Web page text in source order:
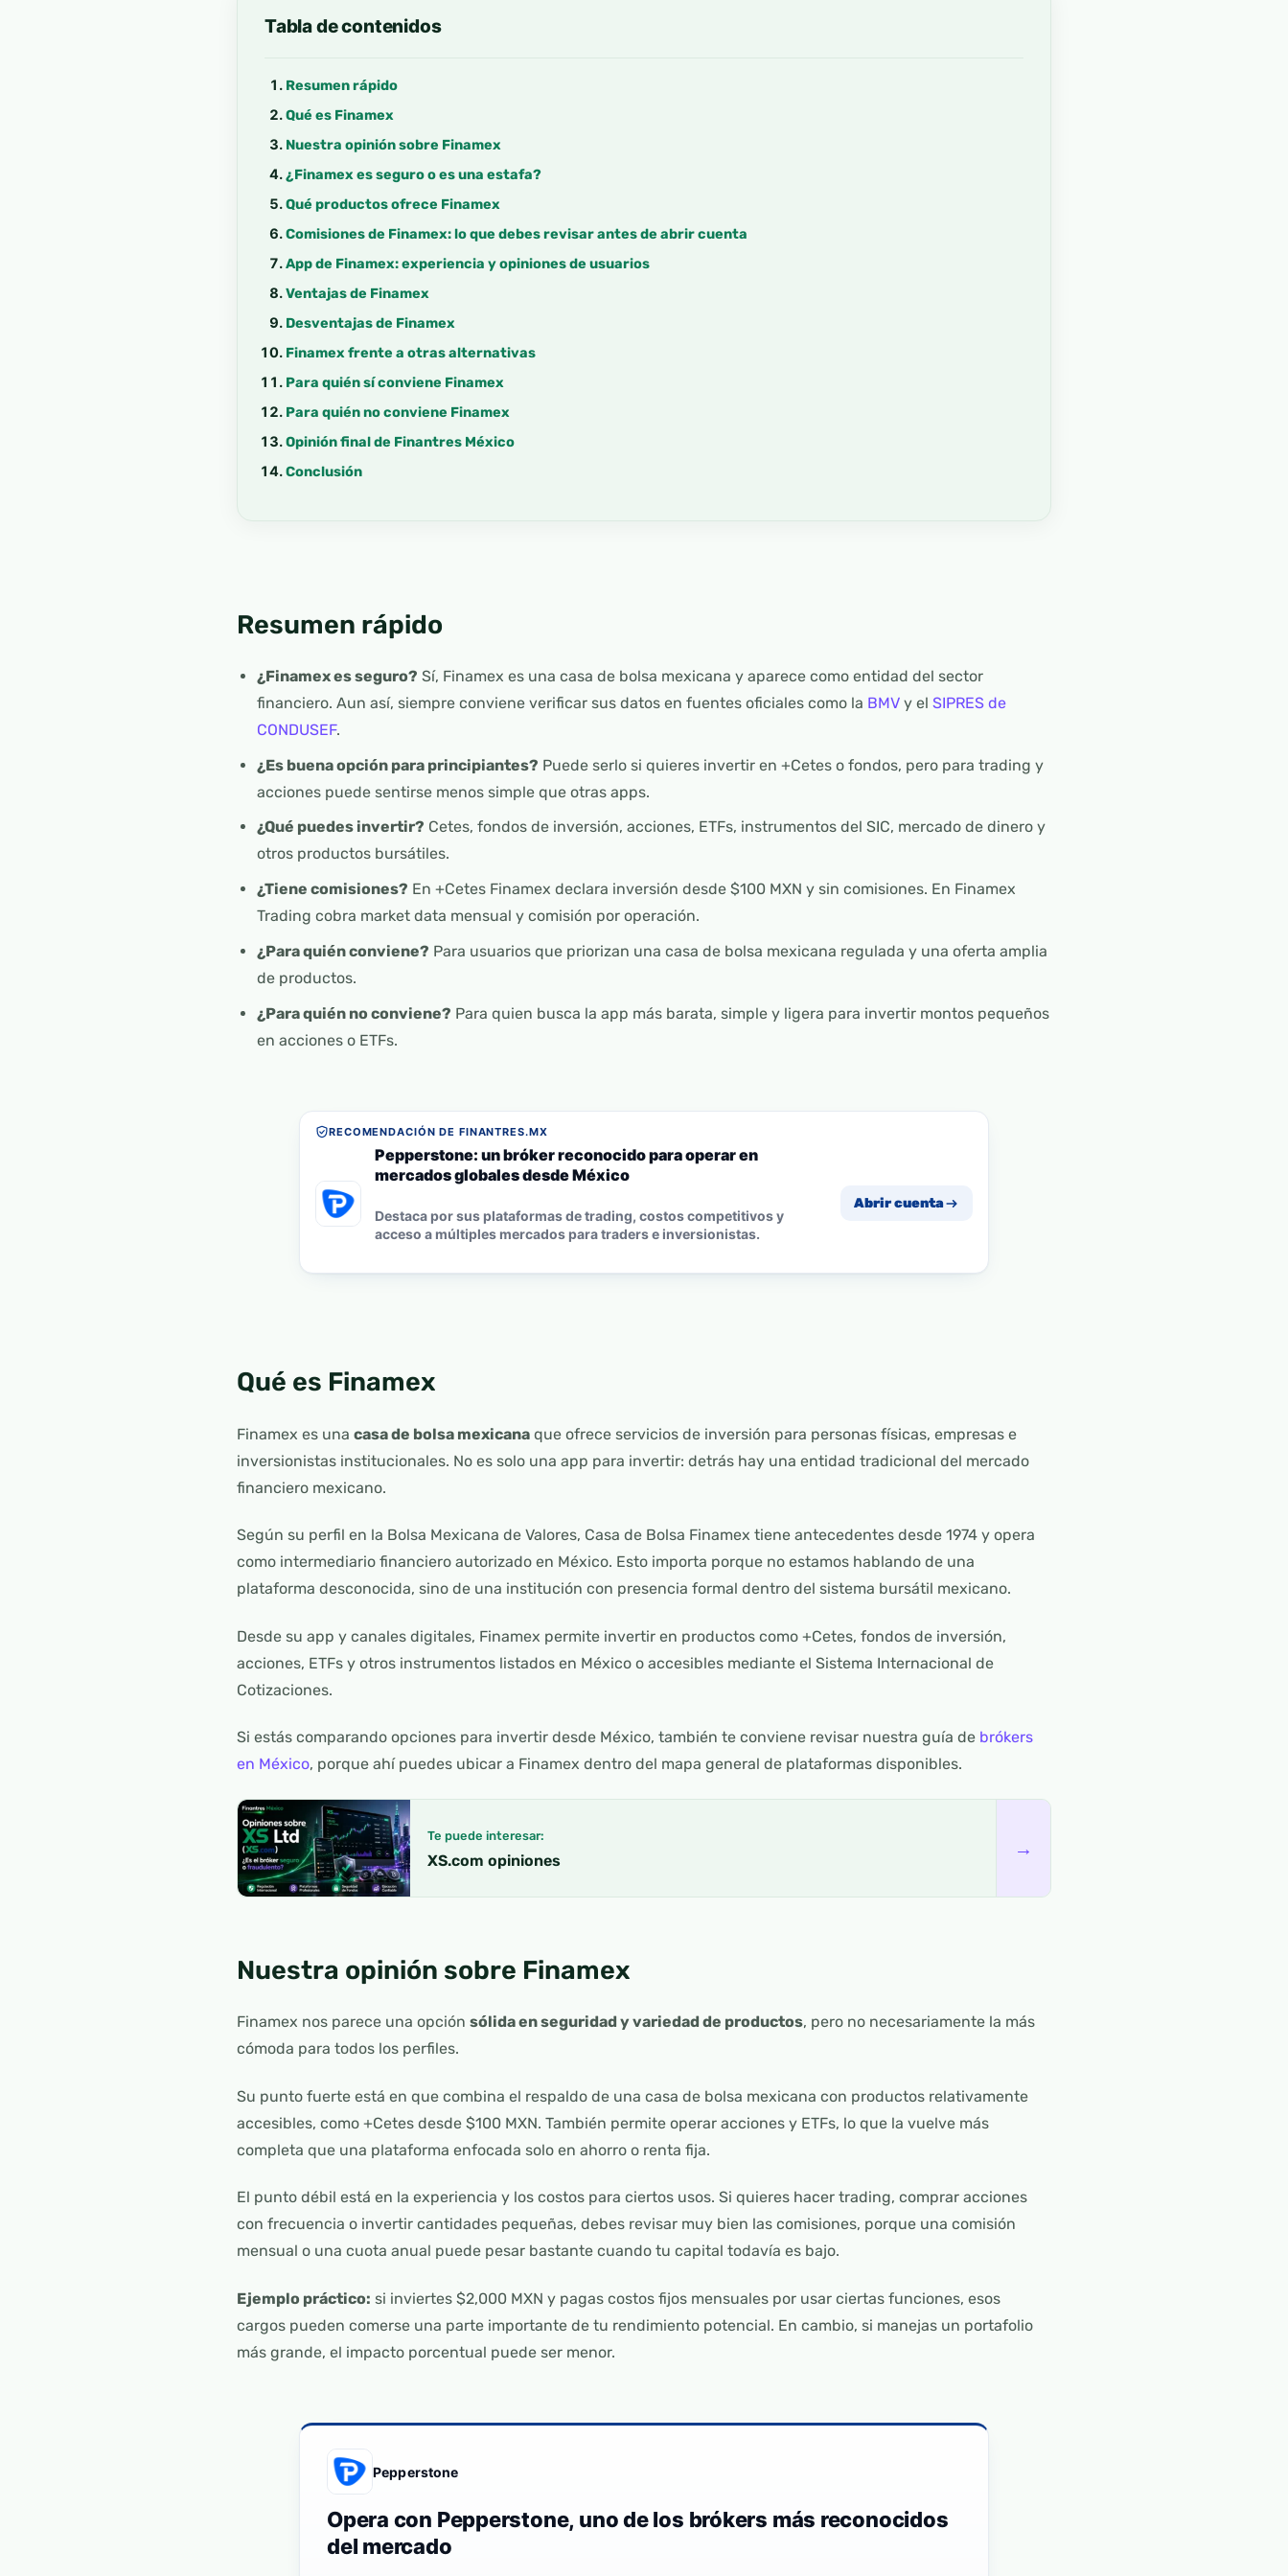
Tabla de contenidos
Resumen rápido
Qué es Finamex
Nuestra opinión sobre Finamex
¿Finamex es seguro o es una estafa?
Qué productos ofrece Finamex
Comisiones de Finamex: lo que debes revisar antes de abrir cuenta
App de Finamex: experiencia y opiniones de usuarios
Ventajas de Finamex
Desventajas de Finamex
Finamex frente a otras alternativas
Para quién sí conviene Finamex
Para quién no conviene Finamex
Opinión final de Finantres México
Conclusión
Resumen rápido
¿Finamex es seguro? Sí, Finamex es una casa de bolsa mexicana y aparece como entidad del sector
financiero. Aun así, siempre conviene verificar sus datos en fuentes oficiales como la BMVy el SIPRES de
CONDUSEF.
¿Es buena opción para principiantes? Puede serlo si quieres invertir en +Cetes o fondos, pero para trading y
acciones puede sentirse menos simple que otras apps.
¿Qué puedes invertir? Cetes, fondos de inversión, acciones, ETFs, instrumentos del SIC, mercado de dinero y
otros productos bursátiles.
¿Tiene comisiones? En +Cetes Finamex declara inversión desde $100 MXN y sin comisiones. En Finamex
Trading cobra market data mensual y comisión por operación.
¿Para quién conviene? Para usuarios que priorizan una casa de bolsa mexicana regulada y una oferta amplia
de productos.
¿Para quién no conviene? Para quien busca la app más barata, simple y ligera para invertir montos pequeños
en acciones o ETFs.
RECOMENDACIÓN DE FINANTRES.MX
Pepperstone: un bróker reconocido para operar en
mercados globales desde México
Destaca por sus plataformas de trading, costos competitivos y
acceso a múltiples mercados para traders e inversionistas.
Abrir cuenta
Qué es Finamex
Finamex es una casa de bolsa mexicana que ofrece servicios de inversión para personas físicas, empresas e
inversionistas institucionales. No es solo una app para invertir: detrás hay una entidad tradicional del mercado
financiero mexicano.
Según su perfil en la Bolsa Mexicana de Valores, Casa de Bolsa Finamex tiene antecedentes desde 1974 y opera
como intermediario financiero autorizado en México. Esto importa porque no estamos hablando de una
plataforma desconocida, sino de una institución con presencia formal dentro del sistema bursátil mexicano.
Desde su app y canales digitales, Finamex permite invertir en productos como +Cetes, fondos de inversión,
acciones, ETFs y otros instrumentos listados en México o accesibles mediante el Sistema Internacional de
Cotizaciones.
Si estás comparando opciones para invertir desde México, también te conviene revisar nuestra guía de brókers
en México, porque ahí puedes ubicar a Finamex dentro del mapa general de plataformas disponibles.
Te puede interesar:
XS.com opiniones
→
Nuestra opinión sobre Finamex
Finamex nos parece una opción sólida en seguridad y variedad de productos, pero no necesariamente la más
cómoda para todos los perfiles.
Su punto fuerte está en que combina el respaldo de una casa de bolsa mexicana con productos relativamente
accesibles, como +Cetes desde $100 MXN. También permite operar acciones y ETFs, lo que la vuelve más
completa que una plataforma enfocada solo en ahorro o renta fija.
El punto débil está en la experiencia y los costos para ciertos usos. Si quieres hacer trading, comprar acciones
con frecuencia o invertir cantidades pequeñas, debes revisar muy bien las comisiones, porque una comisión
mensual o una cuota anual puede pesar bastante cuando tu capital todavía es bajo.
Ejemplo práctico: si inviertes $2,000 MXN y pagas costos fijos mensuales por usar ciertas funciones, esos
cargos pueden comerse una parte importante de tu rendimiento potencial. En cambio, si manejas un portafolio
más grande, el impacto porcentual puede ser menor.
Pepperstone
Opera con Pepperstone, uno de los brókers más reconocidos
del mercado